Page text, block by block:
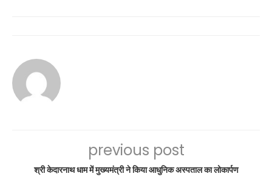
previous post
श्री केदारनाथ धाम में मुख्यमंत्री ने किया आधुनिक अस्पताल का लोकार्पण